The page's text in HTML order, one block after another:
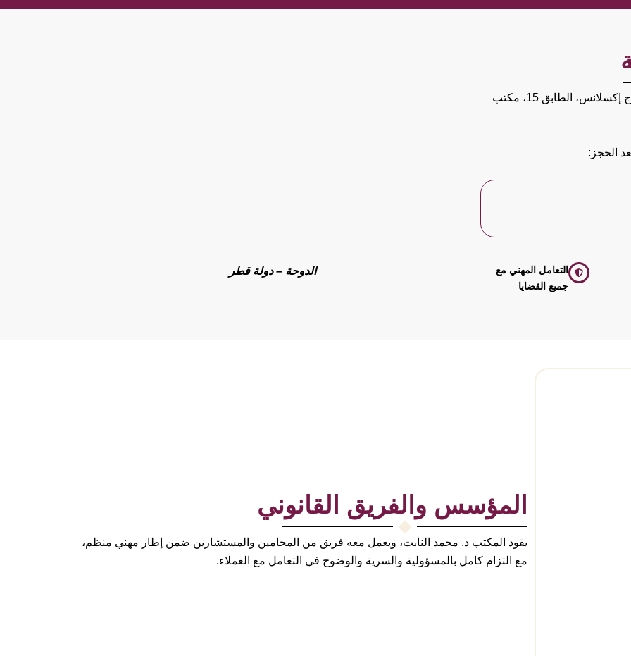
إكسلانس
، الطابق 15، مكتب
الحجز:
التعامل المهني مع
جميع القضايا
الدوحة – دولة قطر
المؤسس والفريق القانوني
يقود المكتب د. محمد النابت، ويعمل معه فريق من المحامين والمستشارين ضمن إطار مهني منظم،
مع التزام كامل بالمسؤولية والسرية والوضوح في التعامل مع العملاء.